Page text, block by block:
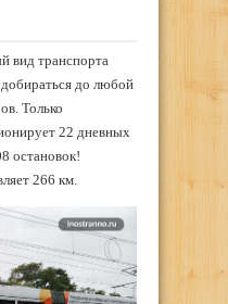
вид транспорта
до любой
Только
22 дневных
остановок!
266 км.